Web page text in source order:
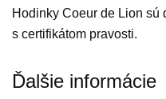
Hodinky Coeur de Lion
s certifikátom pravosti.
Ďalšie informácie